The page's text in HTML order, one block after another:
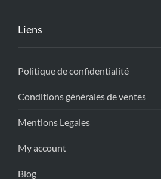
Liens
Politique de confidentialité
Conditions générales de ventes
Mentions Legales
My account
Blog